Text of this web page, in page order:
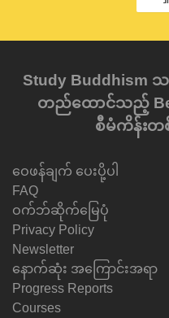
Study Buddhism
တည်ထောင်သည့်
စီမံကိန်းတ
ဝေဖန်ချက် ပေးပို့ပါ
FAQ
ဝက်ဘ်ဆိုက်မြေပုံ
Privacy Policy
Newsletter
နောက်ဆုံး အကြောင်းအရာ
Progress Reports
Courses